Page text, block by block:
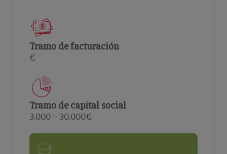
Tramo de facturación
€
Tramo de capital social
3.000 – 30.000€